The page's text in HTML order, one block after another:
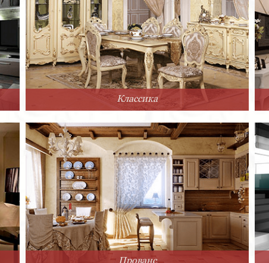
Классика
Прованс